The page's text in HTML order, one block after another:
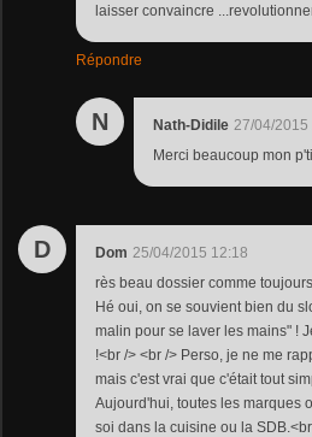
laisser convaincre
Répondre
N Nath-Didile 27/04/2015
Merci beaucoup mon
D Dom 25/04/2015 12:18
rès beau dossier comme
Hé oui, on se souvient bien du
malin pour se laver les mains" !
!<br /> <br /> Perso, je ne me
mais c'est vrai que c'était tout
Aujourd'hui, toutes les marques
soi dans la cuisine ou la